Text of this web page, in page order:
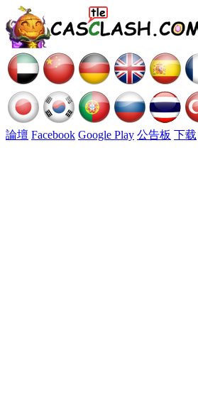
論壇 Facebook Google Play 公告板 下载